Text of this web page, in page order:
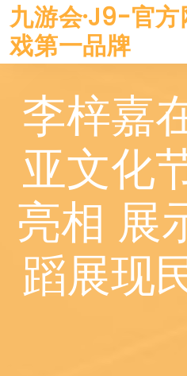
九游会·J9-官
戏第一品牌
李梓嘉
亚文化
亮相 展
蹈展现